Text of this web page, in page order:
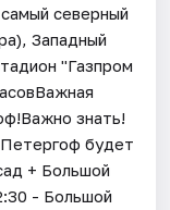
северный
Западный
"Газпром
знать!
Петергоф будет
+ Большой
- Большой